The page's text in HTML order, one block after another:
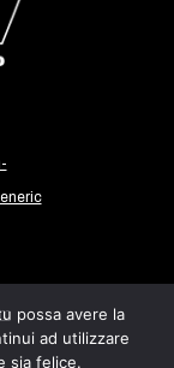
possa avere la
ad utilizzare
sia felice.